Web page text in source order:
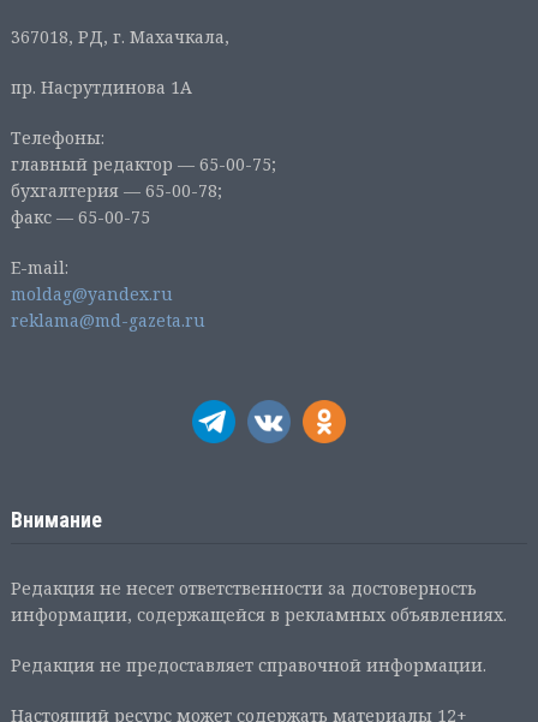
367018, РД, г. Махачкала,
пр. Насрутдинова 1А
Телефоны:
главный редактор — 65-00-75;
бухгалтерия — 65-00-78;
факс — 65-00-75
E-mail:
moldag@yandex.ru
reklama@md-gazeta.ru
Внимание
Редакция не несет ответственности за достоверность
информации, содержащейся в рекламных объявлениях.
Редакция не предоставляет справочной информации.
Настоящий ресурс может содержать материалы 12+